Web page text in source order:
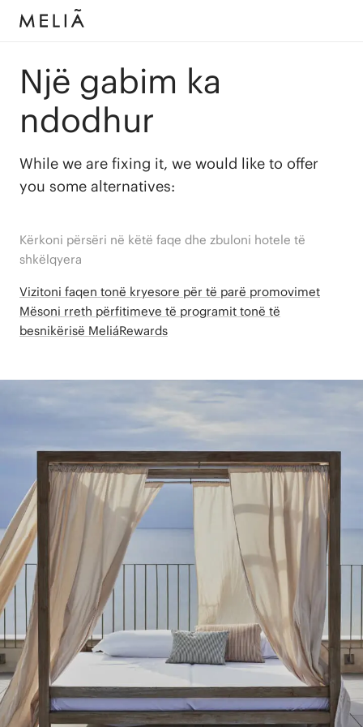
Një gabim ka
ndodhur
While we are fixing it, we would like to offer
you some alternatives:
Kërkoni përsëri në këtë faqe dhe zbuloni hotele të
shkëlqyera
Vizitoni faqen tonë kryesore për të parë promovimet
Mësoni rreth përfitimeve të programit tonë të
besnikërisë MeliáRewards